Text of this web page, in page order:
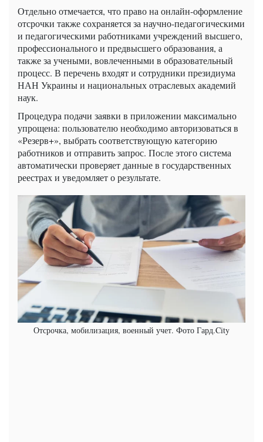
Отдельно отмечается, что право на онлайн-оформление
отсрочки также сохраняется за научно-педагогическими
и педагогическими работниками учреждений высшего,
профессионального и предвысшего образования, а
также за учеными, вовлеченными в образовательный
процесс. В перечень входят и сотрудники президиума
НАН Украины и национальных отраслевых академий
наук.
Процедура подачи заявки в приложении максимально
упрощена: пользователю необходимо авторизоваться в
«Резерв+», выбрать соответствующую категорию
работников и отправить запрос. После этого система
автоматически проверяет данные в государственных
реестрах и уведомляет о результате.
Отсрочка, мобилизация, военный учет. Фото Гард.City